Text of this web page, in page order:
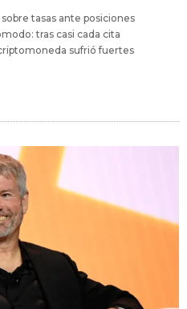
tasas ante posiciones
tras casi cada cita
sufrió fuertes